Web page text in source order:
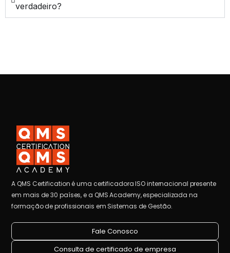
verdadeiro?
A QMS Certification é uma certificadora ISO internacional presente
em mais de 30 países, e a QMS Academy, especializada na
formação de profissionais em Sistemas de Gestão.
Fale Conosco
Consulta de certificado de empresa